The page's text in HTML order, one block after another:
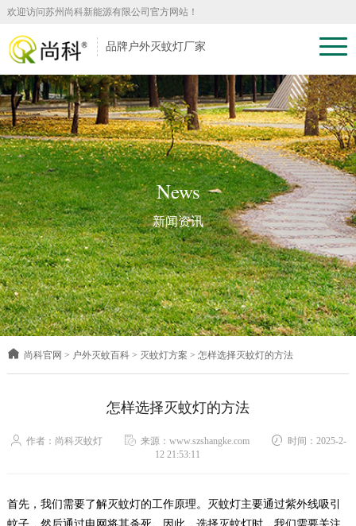
欢迎访问苏州尚科新能源有限公司官方网站！
品牌户外灭蚊灯厂家
News
新闻资讯
尚科官网 > 户外灭蚊百科 > 灭蚊灯方案 > 怎样选择灭蚊灯的方法
怎样选择灭蚊灯的方法
作者：尚科灭蚊灯 来源：www.szshangke.com
时间：2025-2-
12 21:53:11
首先，我们需要了解灭蚊灯的工作原理。灭蚊灯主要通过紫外线吸引